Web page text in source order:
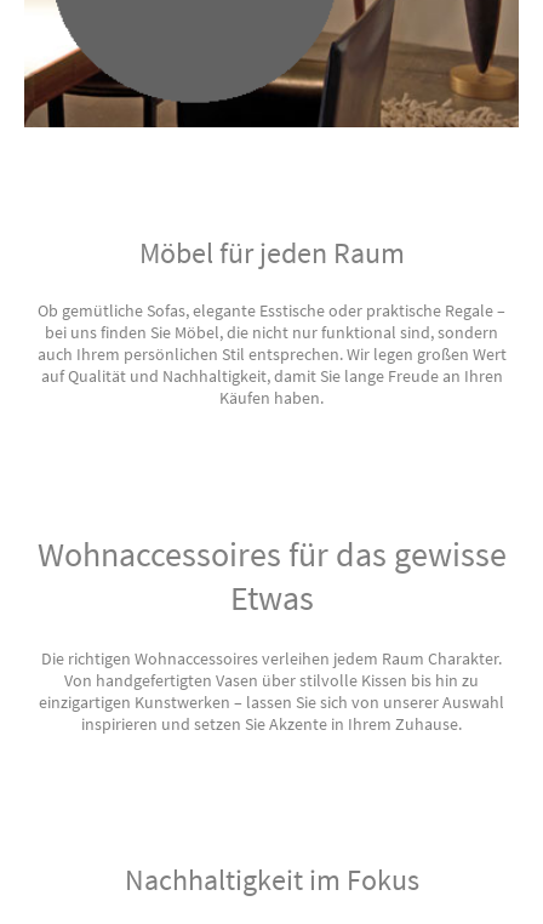
Möbel für jeden Raum
Ob gemütliche Sofas, elegante Esstische oder praktische Regale –
bei uns finden Sie Möbel, die nicht nur funktional sind, sondern
auch Ihrem persönlichen Stil entsprechen. Wir legen großen Wert
auf Qualität und Nachhaltigkeit, damit Sie lange Freude an Ihren
Käufen haben.
Wohnaccessoires für das gewisse
Etwas
Die richtigen Wohnaccessoires verleihen jedem Raum Charakter.
Von handgefertigten Vasen über stilvolle Kissen bis hin zu
einzigartigen Kunstwerken – lassen Sie sich von unserer Auswahl
inspirieren und setzen Sie Akzente in Ihrem Zuhause.
Nachhaltigkeit im Fokus